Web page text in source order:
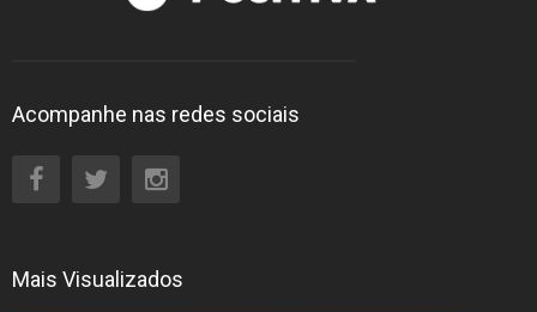
Acompanhe nas redes sociais
Mais Visualizados